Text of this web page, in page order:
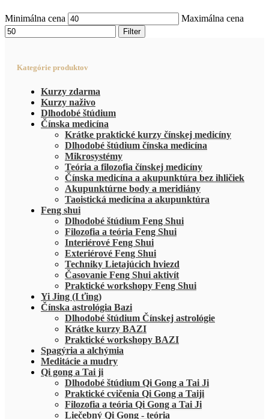
Minimálna cena Maximálna cena
Filter
Kategórie produktov
Kurzy zdarma
Kurzy naživo
Dlhodobé štúdium
Čínska medicína
Krátke praktické kurzy čínskej medicíny
Dlhodobé štúdium čínska medicína
Mikrosystémy
Teória a filozofia čínskej medicíny
Čínska medicína a akupunktúra bez ihličiek
Akupunktúrne body a meridiány
Taoistická medicína a akupunktúra
Feng shui
Dlhodobé štúdium Feng Shui
Filozofia a teória Feng Shui
Interiérové Feng Shui
Exteriérové Feng Shui
Techniky Lietajúcich hviezd
Časovanie Feng Shui aktivít
Praktické workshopy Feng Shui
Yi Jing (I ťing)
Čínska astrológia Bazi
Dlhodobé štúdium Čínskej astrológie
Krátke kurzy BAZI
Praktické workshopy BAZI
Spagýria a alchýmia
Meditácie a mudry
Qi gong a Tai ji
Dlhodobé štúdium Qi Gong a Tai Ji
Praktické cvičenia Qi Gong a Taiji
Filozofia a teória Qi Gong a Tai Ji
Liečebný Qi Gong - teória